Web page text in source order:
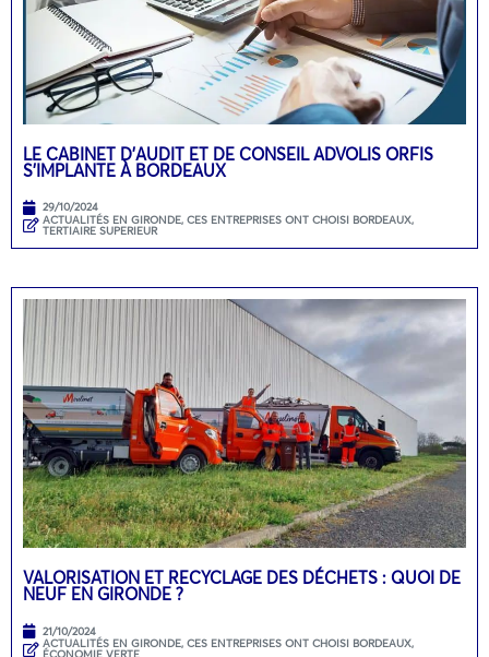
LE CABINET D’AUDIT ET DE CONSEIL ADVOLIS ORFIS
S’IMPLANTE À BORDEAUX
29/10/2024
ACTUALITÉS EN GIRONDE, CES ENTREPRISES ONT CHOISI BORDEAUX,
TERTIAIRE SUPERIEUR
VALORISATION ET RECYCLAGE DES DÉCHETS : QUOI DE
NEUF EN GIRONDE ?
21/10/2024
ACTUALITÉS EN GIRONDE, CES ENTREPRISES ONT CHOISI BORDEAUX,